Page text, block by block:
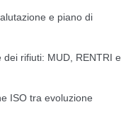
e piano di
rifiuti: MUD, RENTRI e
ISO tra evoluzione